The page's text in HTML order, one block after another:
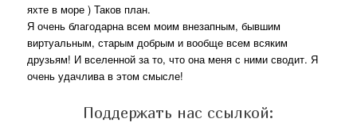
яхте в море ) Таков план.
Я очень благодарна всем моим внезапным, бывшим
виртуальным, старым добрым и вообще всем всяким
друзьям! И вселенной за то, что она меня с ними сводит. Я
очень удачлива в этом смысле!
Поддержать нас ссылкой: